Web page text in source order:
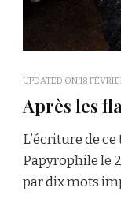
UPDATED ON18
Après les
L’écriture de
Papyrophile le
par dix mots